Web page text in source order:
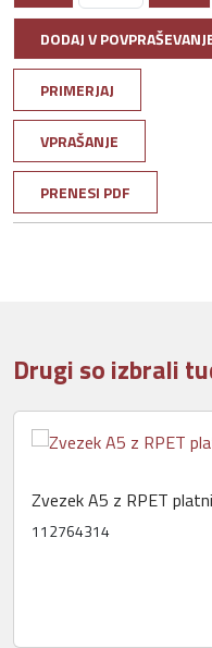
DODAJ V
PRIMERJAJ
VPRAŠANJE
PRENESI PDF
Drugi so izbrali
Zvezek A5 z RPET
112764314